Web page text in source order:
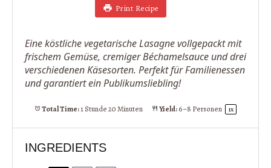
Print Recipe
Eine köstliche vegetarische Lasagne vollgepackt mit
frischem Gemüse, cremiger Béchamelsauce und drei
verschiedenen Käsesorten. Perfekt für Familienessen
und garantiert ein Publikumsliebling!
Total Time:1 Stunde 20 Minuten Yield:6–8 Personen 1x
INGREDIENTS